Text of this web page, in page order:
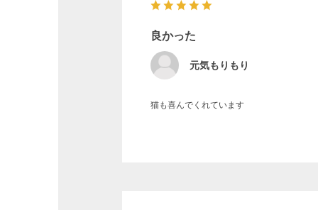
良かった
元気もりもり
猫も喜んでくれています